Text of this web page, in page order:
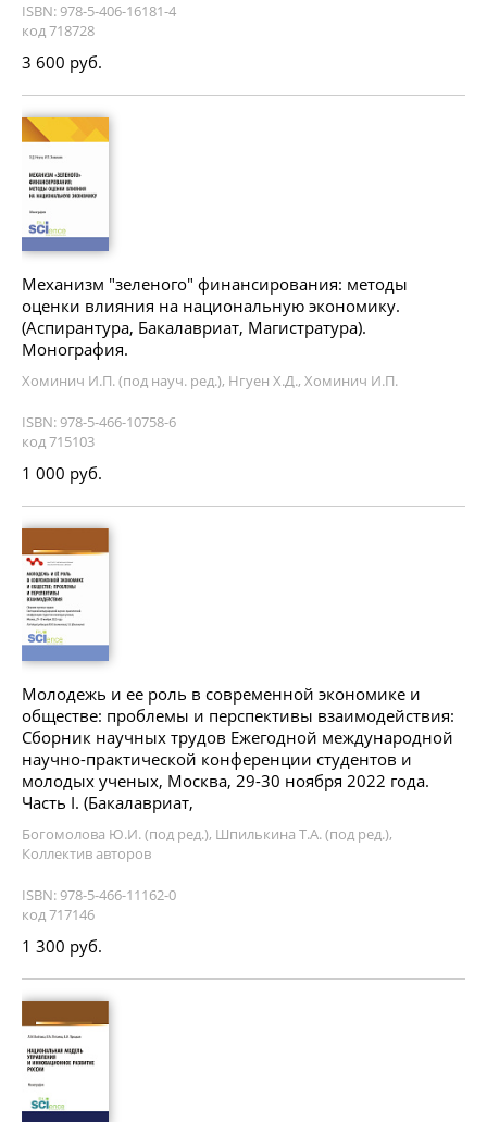
ISBN: 978-5-406-16181-4
код 718728
3 600 руб.
Механизм "зеленого" финансирования: методы
оценки влияния на национальную экономику.
(Аспирантура, Бакалавриат, Магистратура).
Монография.
Хоминич И.П. (под науч. ред.), Нгуен Х.Д., Хоминич И.П.
ISBN: 978-5-466-10758-6
код 715103
1 000 руб.
Молодежь и ее роль в современной экономике и
обществе: проблемы и перспективы взаимодействия:
Сборник научных трудов Ежегодной международной
научно-практической конференции студентов и
молодых ученых, Москва, 29-30 ноября 2022 года.
Часть I. (Бакалавриат,
Богомолова Ю.И. (под ред.), Шпилькина Т.А. (под ред.),
Коллектив авторов
ISBN: 978-5-466-11162-0
код 717146
1 300 руб.